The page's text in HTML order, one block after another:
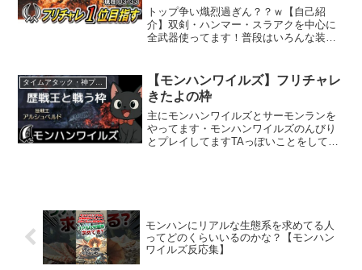
ズ】
トップ争い熾烈過ぎん？？ｗ【自己紹
介】双剣・ハンマー・スラアクを中心に
全武器使ってます！普段はいろんな装備
ればチャンネル登録お願いします♪【前回
の動画】◆最新おすすめ双...
タイムアタック・神プレイ
【モンハンワイルズ】フリチャレ
きたよの枠
主にモンハンワイルズとサーモンランを
やってます・モンハンワイルズのんびり
とプレイしてますTAっぽいことをしてい
モンハンにリアルな生態系を求めてる人
ってどのくらいいるのかな？【モンハン
ワイルズ反応集】